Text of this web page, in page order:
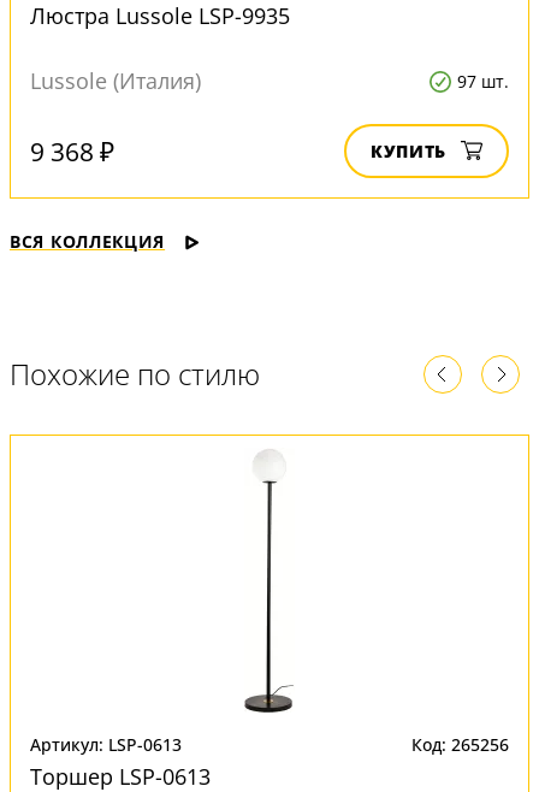
Люстра Lussole LSP-9935
Lussole (Италия) 97 шт.
9 368 ₽ КУПИТЬ
ВСЯ КОЛЛЕКЦИЯ
Похожие по стилю
Артикул: LSP-0613 Код: 265256
Торшер LSP-0613